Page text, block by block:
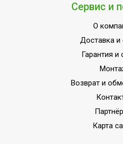
энергоэффективности
Длина воздуховода для
вывода горячего воздуха
Инверторная технология
Сервис и
О
Доставка и
Гарантия и
Возврат и
Карта